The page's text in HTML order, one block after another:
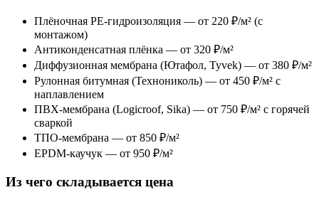
Плёночная PE-гидроизоляция — от 220 ₽/м² (с
монтажом)
Антиконденсатная плёнка — от 320 ₽/м²
Диффузионная мембрана (Ютафол, Tyvek) — от 380 ₽/м²
Рулонная битумная (Технониколь) — от 450 ₽/м² с
наплавлением
ПВХ-мембрана (Logicroof, Sika) — от 750 ₽/м² с горячей
сваркой
ТПО-мембрана — от 850 ₽/м²
EPDM-каучук — от 950 ₽/м²
Из чего складывается цена